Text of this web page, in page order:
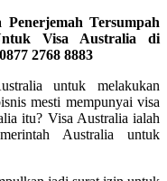
Tersumpah
Visa Australia di
2768 8883
untuk melakukan
mesti mempunyai visa
itu? Visa Australia ialah
Australia untuk